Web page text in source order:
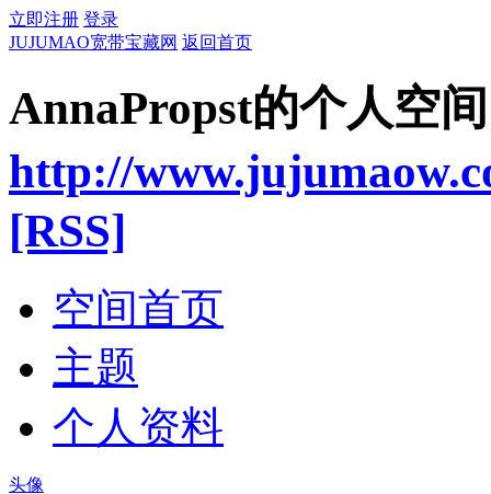
立即注册 登录
JUJUMAO宽带宝藏网 返回首页
AnnaPropst的个人空间
http://
[RSS]
空间首页
主题
个人资料
头像